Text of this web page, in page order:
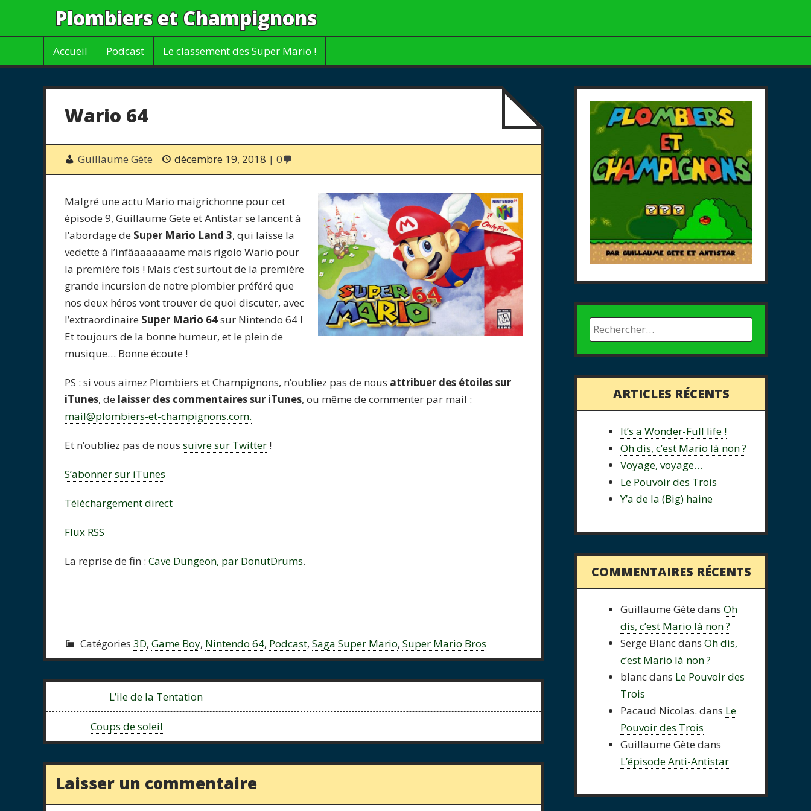
Plombiers et Champignons
Accueil Podcast Le classement des Super Mario !
Wario 64
Guillaume Gète décembre 19, 2018 0
Malgré une actu Mario maigrichonne pour cet
épisode 9, Guillaume Gete et Antistar se lancent à
l’abordage de Super Mario Land 3, qui laisse la
vedette à l’infâaaaaaame mais rigolo Wario pour
la première fois ! Mais c’est surtout de la première
grande incursion de notre plombier préféré que
nos deux héros vont trouver de quoi discuter, avec
l’extraordinaire Super Mario 64sur Nintendo 64 !
Et toujours de la bonne humeur, et le plein de
musique… Bonne écoute !
PS : si vous aimez Plombiers et Champignons, n’oubliez pas de nous attribuer des étoiles sur
iTunes, de laisser des commentaires sur iTunes, ou même de commenter par mail :
mail@plombiers-et-champignons.com.
Et n’oubliez pas de nous suivre sur Twitter !
S’abonner sur iTunes
Téléchargement direct
Flux RSS
La reprise de fin : Cave Dungeon, par DonutDrums.
Catégories 3D, Game Boy, Nintendo 64, Podcast, Saga Super Mario, Super Mario Bros
L’ile de la Tentation
Coups de soleil
Laisser un commentaire
ARTICLES RÉCENTS
It’s a Wonder-Full life !
Oh dis, c’est Mario là non ?
Voyage, voyage…
Le Pouvoir des Trois
Y’a de la (Big) haine
COMMENTAIRES RÉCENTS
Guillaume Gète dans Oh
dis, c’est Mario là non ?
Serge Blancdans Oh dis,
c’est Mario là non ?
blancdans Le Pouvoir des
Trois
Pacaud Nicolas. dans Le
Pouvoir des Trois
Guillaume Gète dans
L’épisode Anti-Antistar